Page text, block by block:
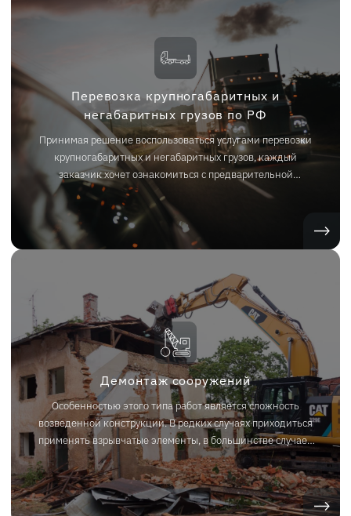
Перевозка крупногабаритных и
негабаритных грузов по РФ
Принимая решение воспользоваться услугами перевозки
крупногабаритных и негабаритных грузов, каждый
заказчик хочет ознакомиться с предварительной
стоимостью. Компания ООО «Лига» предлагает
сотрудничество только на прозрачных условиях, включая
ценовую политику.
Демонтаж сооружений
Особенностью этого типа работ является сложность
возведенной конструкции. В редких случаях приходиться
применять взрывчатые элементы, в большинстве случаев
достаточно гусеничного экскаватора. Мы предоставляем
услуги по аренде специальной техники в Челябинске и
Челябинской области, включая экскаваторы различных
типов и габаритов для демонтажа строений.